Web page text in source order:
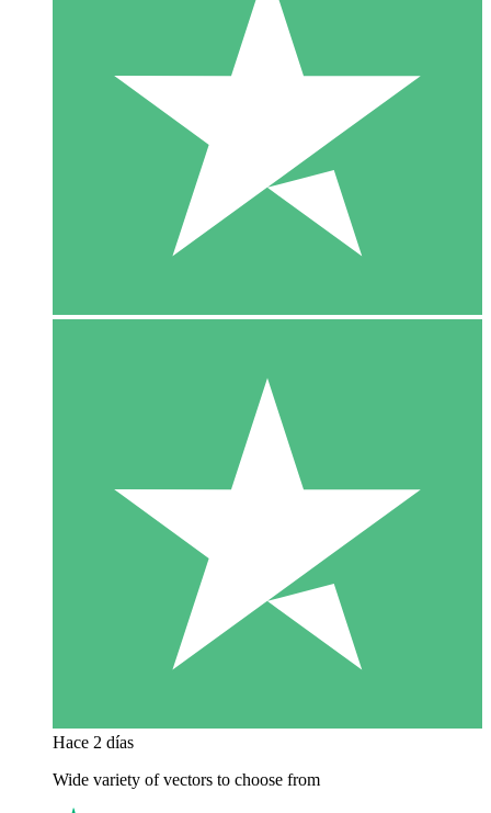
Hace 2 días
Wide variety of vectors to choose from